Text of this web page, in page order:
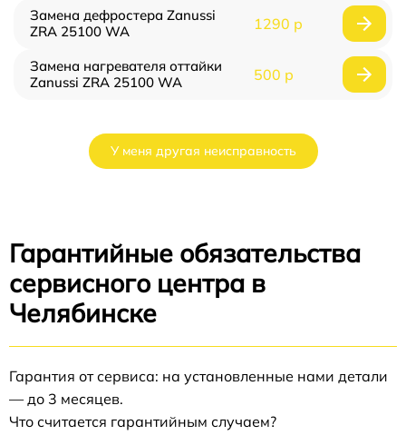
Замена дефростера Zanussi
ZRA 25100 WA
1290 р
Замена нагревателя оттайки
Zanussi ZRA 25100 WA
500 р
У меня другая неисправность
Гарантийные обязательства
сервисного центра в
Челябинске
Гарантия от сервиса: на установленные нами детали
— до 3 месяцев.
Что считается гарантийным случаем?